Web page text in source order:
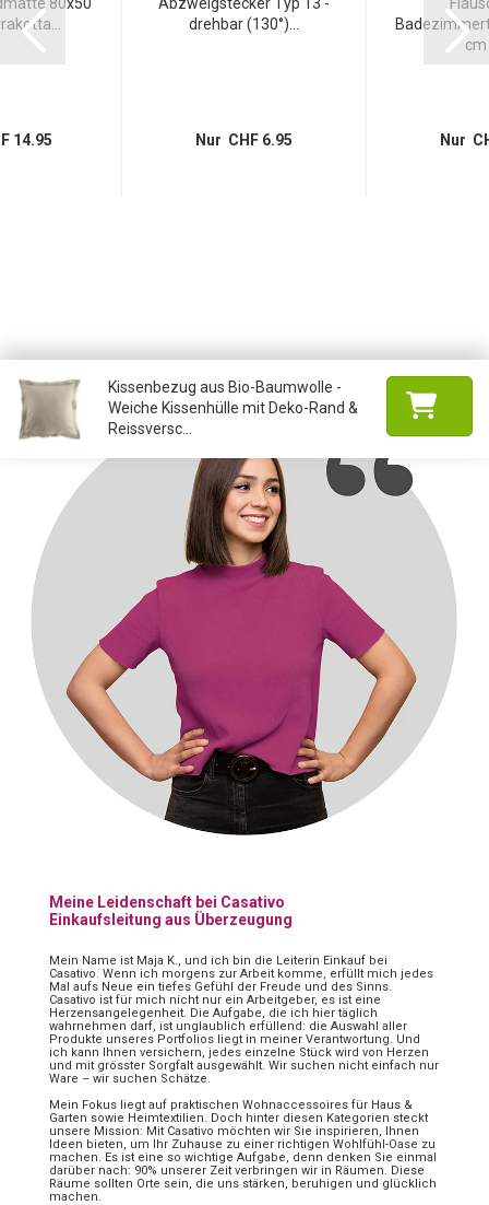
14.95
drehbar (130°)...
Nur CHF 6.95
cm
Nur
Kissenbezug aus Bio-Baumwolle -
Weiche Kissenhülle mit Deko-Rand &
Reissversc...
Meine Leidenschaft bei Casativo
Einkaufsleitung aus Überzeugung
Mein Name ist Maja K., und ich bin die Leiterin Einkauf bei
Casativo. Wenn ich morgens zur Arbeit komme, erfüllt mich jedes
Mal aufs Neue ein tiefes Gefühl der Freude und des Sinns.
Casativo ist für mich nicht nur ein Arbeitgeber, es ist eine
Herzensangelegenheit. Die Aufgabe, die ich hier täglich
wahrnehmen darf, ist unglaublich erfüllend: die Auswahl aller
Produkte unseres Portfolios liegt in meiner Verantwortung. Und
ich kann Ihnen versichern, jedes einzelne Stück wird von Herzen
und mit grösster Sorgfalt ausgewählt. Wir suchen nicht einfach nur
Ware – wir suchen Schätze.
Mein Fokus liegt auf praktischen Wohnaccessoires für Haus &
Garten sowie Heimtextilien. Doch hinter diesen Kategorien steckt
unsere Mission: Mit Casativo möchten wir Sie inspirieren, Ihnen
Ideen bieten, um Ihr Zuhause zu einer richtigen Wohlfühl-Oase zu
machen. Es ist eine so wichtige Aufgabe, denn denken Sie einmal
darüber nach: 90% unserer Zeit verbringen wir in Räumen. Diese
Räume sollten Orte sein, die uns stärken, beruhigen und glücklich
machen.